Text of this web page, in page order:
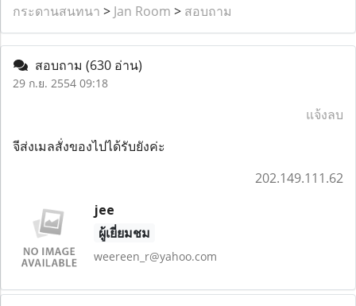
กระดานสนทนา > Jan Room > สอบถาม
สอบถาม (630 อ่าน)
29 ก.ย. 2554 09:18
แจ้งลบ
จีส่งเมลสั่งของไปได้รับยังค่ะ
202.149.111.62
jee
ผู้เยี่ยมชม
weereen_r@yahoo.com